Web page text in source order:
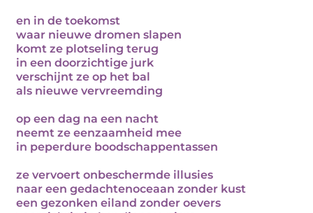
en in de toekomst
waar nieuwe dromen slapen
komt ze plotseling terug
in een doorzichtige jurk
verschijnt ze op het bal
als nieuwe vervreemding
op een dag na een nacht
neemt ze eenzaamheid mee
in peperdure boodschappentassen
ze vervoert onbeschermde illusies
naar een gedachtenoceaan zonder kust
een gezonken eiland zonder oevers